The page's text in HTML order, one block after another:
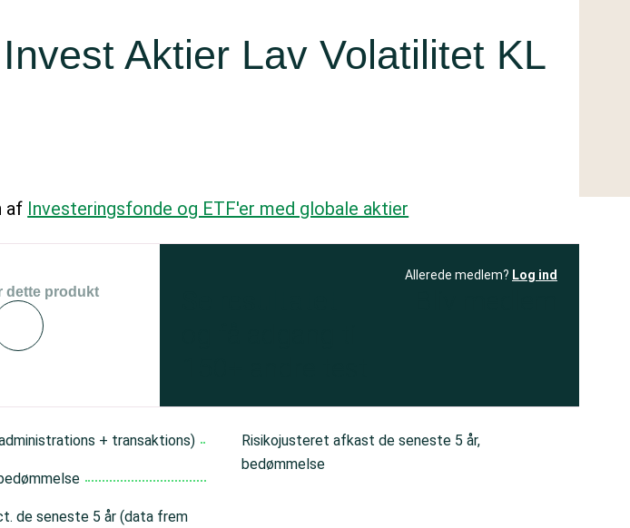
Aktier Lav Volatilitet KL
af Investeringsfonde og ETF'er med globale aktier
dette produkt
Allerede medlem? Log ind
+ transaktions)
de seneste 5 år (data frem
Risikojusteret afkast de seneste 5 år,
bedømmelse